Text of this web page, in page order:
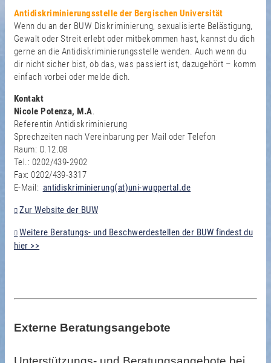
Antidiskriminierungsstelle der Bergischen Universität
Wenn du an der BUW Diskriminierung, sexualisierte Belästigung,
Gewalt oder Streit erlebt oder mitbekommen hast, kannst du dich
gerne an die Antidiskriminierungsstelle wenden. Auch wenn du
dir nicht sicher bist, ob das, was passiert ist, dazugehört – komm
einfach vorbei oder melde dich.
Kontakt
Nicole Potenza, M.A.
Referentin Antidiskriminierung
Sprechzeiten nach Vereinbarung per Mail oder Telefon
Raum: O.12.08
Tel.: 0202/439-2902
Fax: 0202/439-3317
E-Mail: antidiskriminierung(at)uni-wuppertal.de
Zur Website der BUW
Weitere Beratungs- und Beschwerdestellen der BUW findest du
hier >>
Externe Beratungsangebote